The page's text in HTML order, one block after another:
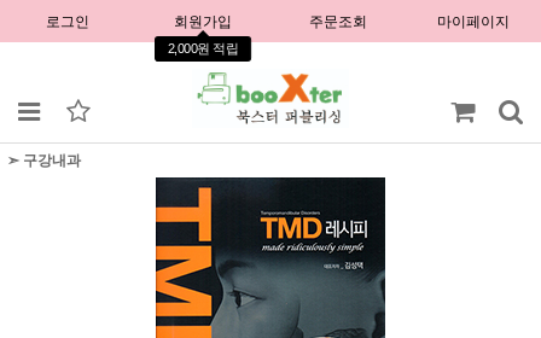
로그인 회원가입
2,000원 적립
주문조회 마이페이지
➣ 구강내과